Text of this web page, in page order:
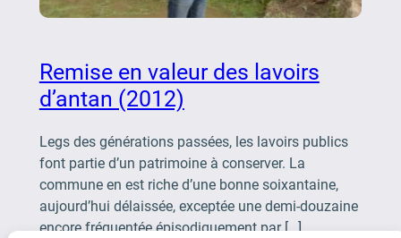
Remise en valeur des lavoirs
d’antan (2012)
Legs des générations passées, les lavoirs publics
font partie d’un patrimoine à conserver. La
commune en est riche d’une bonne soixantaine,
aujourd’hui délaissée, exceptée une demi-douzaine
encore fréquentée épisodiquement par […]